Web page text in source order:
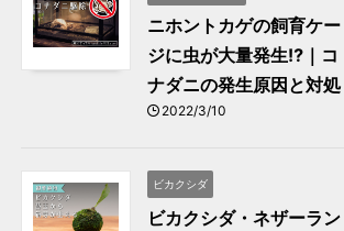
ニホントカゲの飼育ケー
ジに虫が大量発生⁉｜コ
ナダニの発生原因と対処
2022/3/10
ビカクシダ
ビカクシダ・ネザーラン